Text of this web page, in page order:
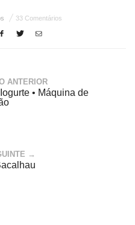
33 Comentários
ANTERIOR
• Máquina de
→